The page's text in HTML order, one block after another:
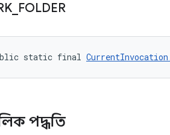
FOLDER
static final
পদ্ধতি